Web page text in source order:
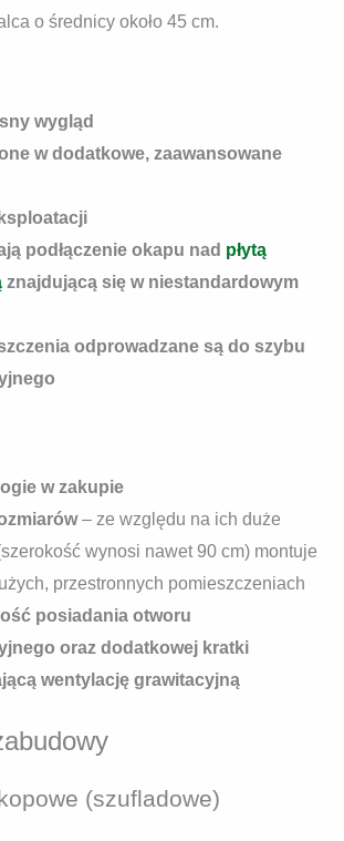
o średnicy około 45 cm.
wygląd
w dodatkowe, zaawansowane
podłączenie okapu nad płytą
znajdującą się w niestandardowym
odprowadzane są do szybu
w zakupie
– ze względu na ich duże
wynosi nawet 90 cm) montuje
przestronnych pomieszczeniach
posiadania otworu
oraz dodatkowej kratki
wentylację grawitacyjną
(szufladowe)